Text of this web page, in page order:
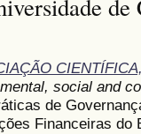
social and
de
Financeiras do